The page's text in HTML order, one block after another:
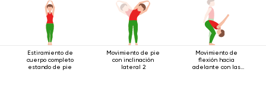
Estiramiento de
cuerpo completo
estando de pie
Movimiento de pie
con inclinación
lateral 2
Movimiento de
flexión hacia
adelante con las